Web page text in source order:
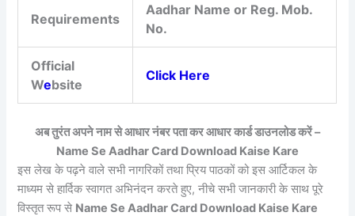
Requirements
Aadhar Name or Reg. Mob.
No.
Official
Website
Click Here
अब तुरंत अपने नाम से आधार नंबर पता कर आधार कार्ड डाउनलोड करें –
Name Se Aadhar Card Download Kaise Kare
इस लेख के पढ़ने वाले सभी नागरिकों तथा प्रिय पाठकों को इस आर्टिकल के
माध्यम से हार्दिक स्वागत अभिनंदन करते हुए, नीचे सभी जानकारी के साथ पूरे
विस्तृत रूप से Name Se Aadhar Card Download Kaise Kare